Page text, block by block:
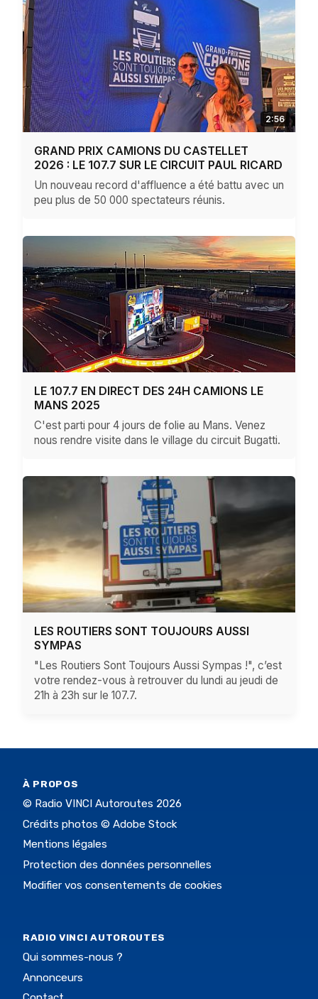
2:56
GRAND PRIX CAMIONS DU CASTELLET
2026 : LE 107.7 SUR LE CIRCUIT PAUL RICARD
Un nouveau record d'affluence a été battu avec un
peu plus de 50 000 spectateurs réunis.
LE 107.7 EN DIRECT DES 24H CAMIONS LE
MANS 2025
C'est parti pour 4 jours de folie au Mans. Venez
nous rendre visite dans le village du circuit Bugatti.
LES ROUTIERS SONT TOUJOURS AUSSI
SYMPAS
"Les Routiers Sont Toujours Aussi Sympas !", c’est
votre rendez-vous à retrouver du lundi au jeudi de
21h à 23h sur le 107.7.
À PROPOS
© Radio VINCI Autoroutes 2026
Crédits photos © Adobe Stock
Mentions légales
Protection des données personnelles
Modifier vos consentements de cookies
RADIO VINCI AUTOROUTES
Qui sommes-nous ?
Annonceurs